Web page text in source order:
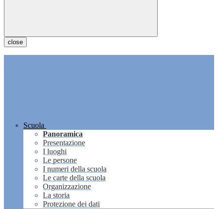
close
Scuola
Panoramica
Presentazione
I luoghi
Le persone
I numeri della scuola
Le carte della scuola
Organizzazione
La storia
Protezione dei dati